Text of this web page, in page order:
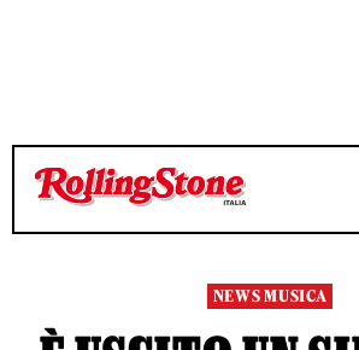
TEMPO DI LETTURA 3 MINUTI
TEMPO DI LETTURA 3 MINUTI
NEWS MUSICA